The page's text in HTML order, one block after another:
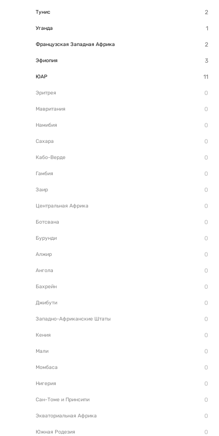
Тунис
Уганда
Французская Западная Африка
Эфиопия
ЮАР
Эритрея
Мавритания
Намибия
Сахара
Кабо-Верде
Гамбия
Заир
Центральная Африка
Ботсвана
Бурунди
Алжир
Ангола
Бахрейн
Джибути
Западно-Африканские Штаты
Кения
Мали
Момбаса
Нигерия
Сан-Томе и Принсипи
Экваториальная Африка
Южная Родезия